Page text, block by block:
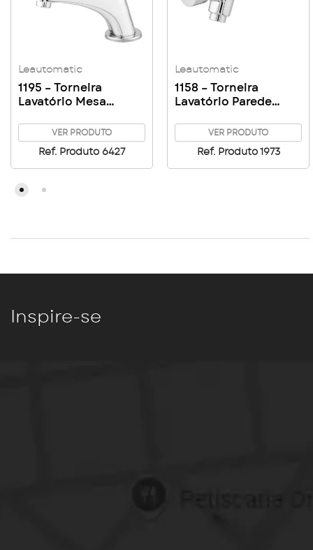
Leautomatic
1195 – Torneira
Lavatório Mesa
VER PRODUTO
Ref. Produto 6427
Leautomatic
1158 – Torneira
Lavatório Parede
VER PRODUTO
Ref. Produto 1973
Inspire-se